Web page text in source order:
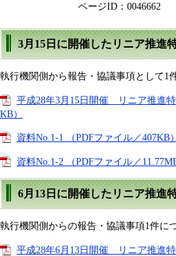
ページID：0046662
3月15日に開催したリニア推進
執行機関側から報告・協議事項として1
平成28年3月15日開催 リニア推進
KB）
資料No.1-1 （PDFファイル／407KB）
資料No.1-2 （PDFファイル／11.77MB
6月13日に開催したリニア推進
執行機関側からの報告・協議事項1件に
平成28年6月13日開催 リニア推進